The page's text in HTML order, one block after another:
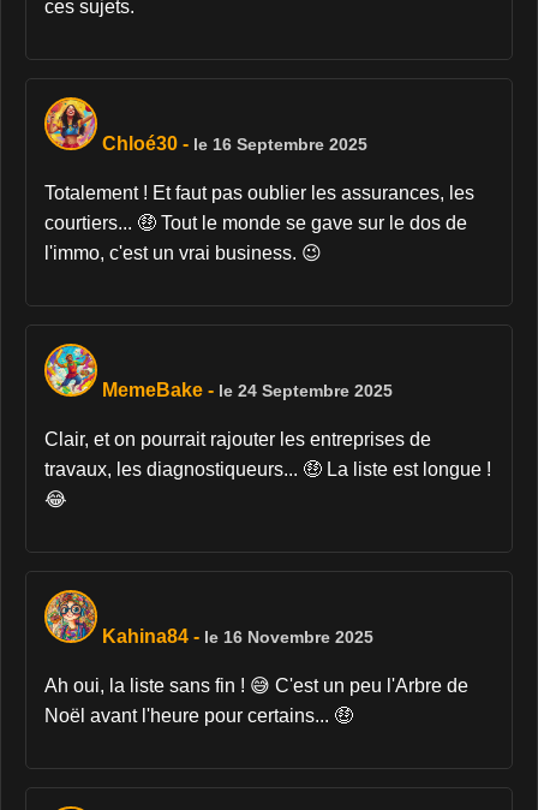
ces sujets.
Chloé30 - le 16 Septembre 2025
Totalement ! Et faut pas oublier les assurances, les
courtiers... 🤑 Tout le monde se gave sur le dos de
l'immo, c'est un vrai business. 😉
MemeBake - le 24 Septembre 2025
Clair, et on pourrait rajouter les entreprises de
travaux, les diagnostiqueurs... 🤑 La liste est longue !
😂
Kahina84 - le 16 Novembre 2025
Ah oui, la liste sans fin ! 😅 C'est un peu l'Arbre de
Noël avant l'heure pour certains... 🤑